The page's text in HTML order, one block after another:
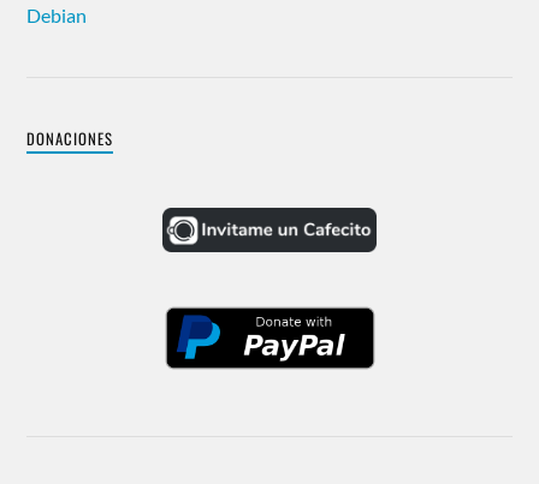
Debian
DONACIONES